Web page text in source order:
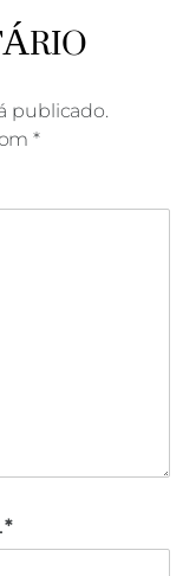
publicado.
*
*